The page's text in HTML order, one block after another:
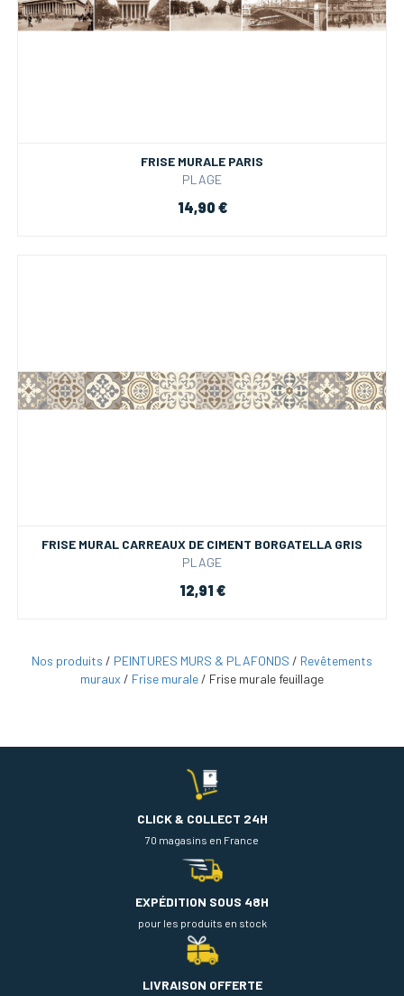
FRISE MURALE PARIS
PLAGE
14,90 €
FRISE MURAL CARREAUX DE CIMENT BORGATELLA GRIS
PLAGE
12,91 €
Nos produits / PEINTURES MURS & PLAFONDS / Revêtements
muraux / Frise murale / Frise murale feuillage
CLICK & COLLECT 24H
70 magasins en France
EXPÉDITION SOUS 48H
pour les produits en stock
LIVRAISON OFFERTE